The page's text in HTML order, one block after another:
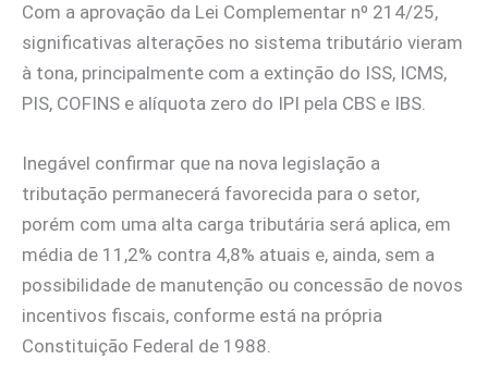
Com a aprovação da Lei Complementar nº 214/25,
significativas alterações no sistema tributário vieram
à tona, principalmente com a extinção do ISS, ICMS,
PIS, COFINS e alíquota zero do IPI pela CBS e IBS.
Inegável confirmar que na nova legislação a
tributação permanecerá favorecida para o setor,
porém com uma alta carga tributária será aplica, em
média de 11,2% contra 4,8% atuais e, ainda, sem a
possibilidade de manutenção ou concessão de novos
incentivos fiscais, conforme está na própria
Constituição Federal de 1988.